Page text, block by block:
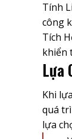
Tính
công
Tích
khiển
Lựa
Khi
quá
lựa